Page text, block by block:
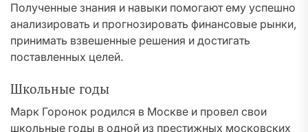
Полученные знания и навыки помогают ему успешно
анализировать и прогнозировать финансовые рынки,
принимать взвешенные решения и достигать
поставленных целей.
Школьные годы
Марк Горонок родился в Москве и провел свои
школьные годы в одной из престижных московских